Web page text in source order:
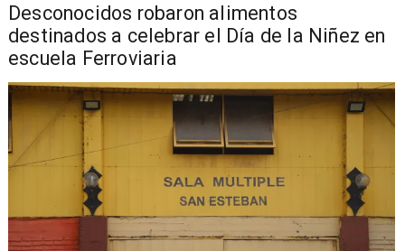
Desconocidos robaron alimentos
destinados a celebrar el Día de la Niñez en
escuela Ferroviaria